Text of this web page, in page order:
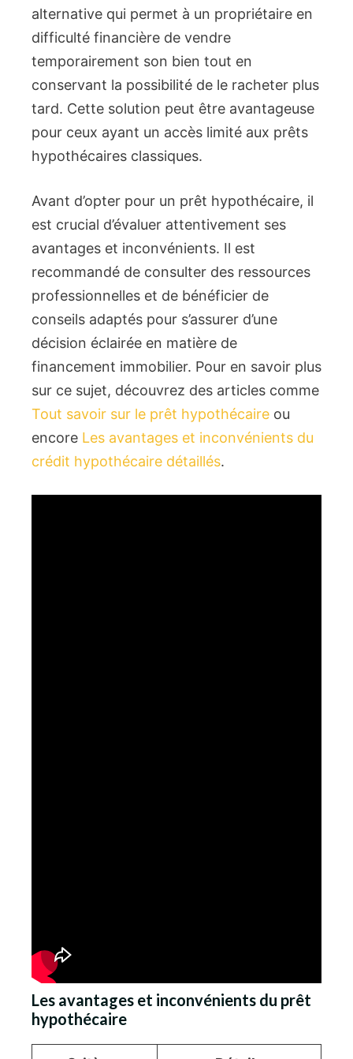
alternative qui permet à un propriétaire en
difficulté financière de vendre
temporairement son bien tout en
conservant la possibilité de le racheter plus
tard. Cette solution peut être avantageuse
pour ceux ayant un accès limité aux prêts
hypothécaires classiques.
Avant d’opter pour un prêt hypothécaire, il
est crucial d’évaluer attentivement ses
avantages et inconvénients. Il est
recommandé de consulter des ressources
professionnelles et de bénéficier de
conseils adaptés pour s’assurer d’une
décision éclairée en matière de
financement immobilier. Pour en savoir plus
sur ce sujet, découvrez des articles comme
Tout savoir sur le prêt hypothécaire ou
encore Les avantages et inconvénients du
crédit hypothécaire détaillés.
Les avantages et inconvénients du prêt
hypothécaire